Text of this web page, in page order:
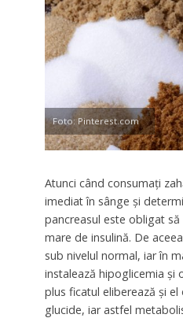
Foto: Pinterest.com
Atunci când consumaţi
imediat în sânge şi
pancreasul este obligat
mare de insulină. De
sub nivelul normal, iar în
instalează hipoglicemia şi
plus ficatul eliberează şi
glucide, iar astfel